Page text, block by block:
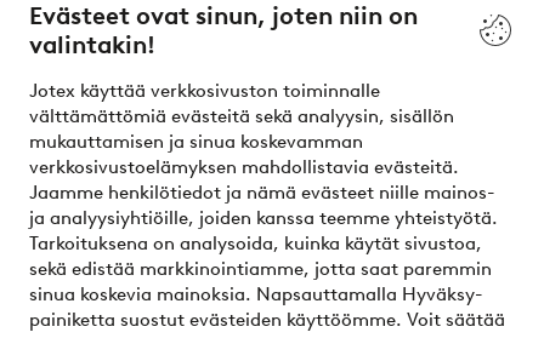
Evästeet ovat sinun, joten niin on
valintakin!
Jotex käyttää verkkosivuston toiminnalle
välttämättömiä evästeitä sekä analyysin, sisällön
mukauttamisen ja sinua koskevamman
verkkosivustoelämyksen mahdollistavia evästeitä.
Jaamme henkilötiedot ja nämä evästeet niille mainos-
ja analyysiyhtiöille, joiden kanssa teemme yhteistyötä.
Tarkoituksena on analysoida, kuinka käytät sivustoa,
sekä edistää markkinointiamme, jotta saat paremmin
sinua koskevia mainoksia. Napsauttamalla Hyväksy-
painiketta suostut evästeiden käyttöömme. Voit säätää
Ehdot
Ystävät
Turvalliset maksut – maksa nyt tai erissä
Haluatko tietää lisää maksuvaihtoehdoistamme?
elpy